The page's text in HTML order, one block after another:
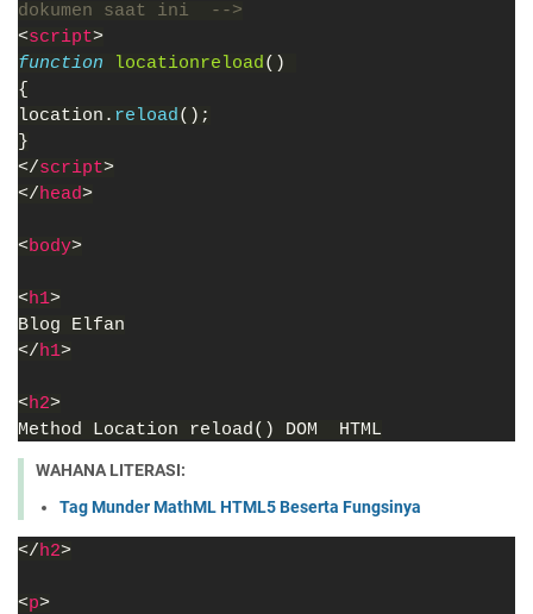
dokumen saat ini  -->
<script>
function
locationreload ()
{
location. reload ();
}
</script>
</head>
<body>
<h1>
Blog Elfan
</h1>
<h2>
Method Location reload() DOM  HTML
WAHANA LITERASI:
Tag Munder MathML HTML5 Beserta Fungsinya
</h2>
<p>